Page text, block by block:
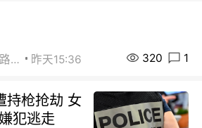
一路发一路发 昨天15:36 320 1
持枪抢劫 女
犯逃走